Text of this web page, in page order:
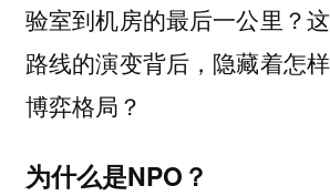
验室到机房的最后一公里？
路线的演变背后，隐藏着怎
博弈格局？
为什么是NPO？